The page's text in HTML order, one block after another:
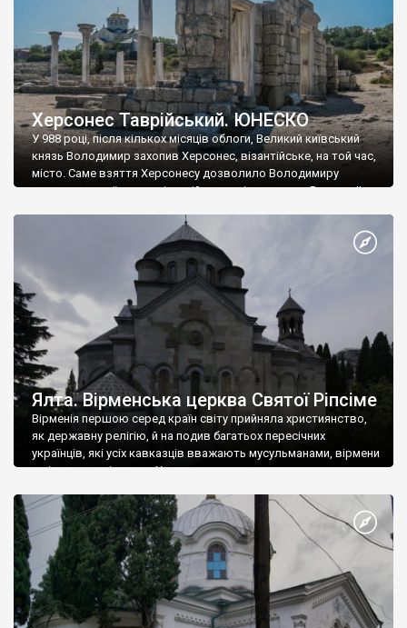
Херсонес Таврійський. ЮНЕСКО
У 988 році, після кількох місяців облоги, Великий київський
князь Володимир захопив Херсонес, візантійське, на той час,
місто. Саме взяття Херсонесу дозволило Володимиру
диктувати свої умови візантійському імператору Василю ІІ, та
Херсонесі Володимир-язичник, став Василем-християнином.
А потім було Хрещення Русі. На честь Херсонесу Таврійського
Ялта. Вірменська церква Святої Ріпсіме
Вірменія першою серед країн світу прийняла християнство,
як державну релігію, й на подив багатьох пересічних
українців, які усіх кавказців вважають мусульманами, вірмени
є відданими вірянами Христа